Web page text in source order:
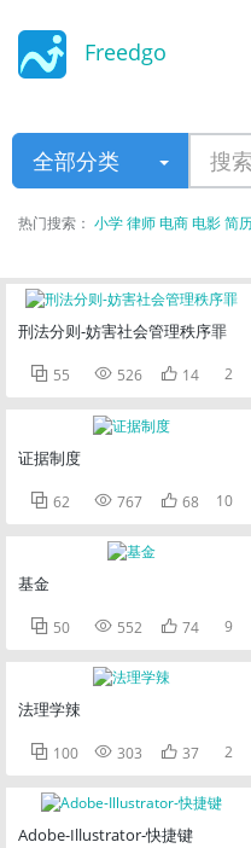
Freedgo
全部分类
热门搜索： 小学律师电商电影简
刑法分则-妨害社会管理秩序罪
 55  526  14 2
证据制度
 62  767  68 10
基金
 50  552  74 9
法理学辣
 100  303  37 2
Adobe-Illustrator-快捷键